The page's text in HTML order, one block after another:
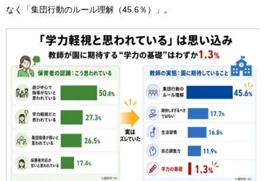
なく「集団行動のルール理解（45.6％）」。